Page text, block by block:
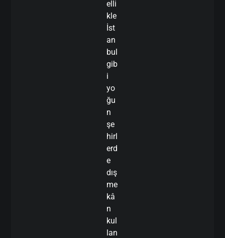
elli
kle
İst
an
bul
gib
i
yo
ğu
n
şe
hirl
erd
e
dış
me
kâ
n
kul
lan